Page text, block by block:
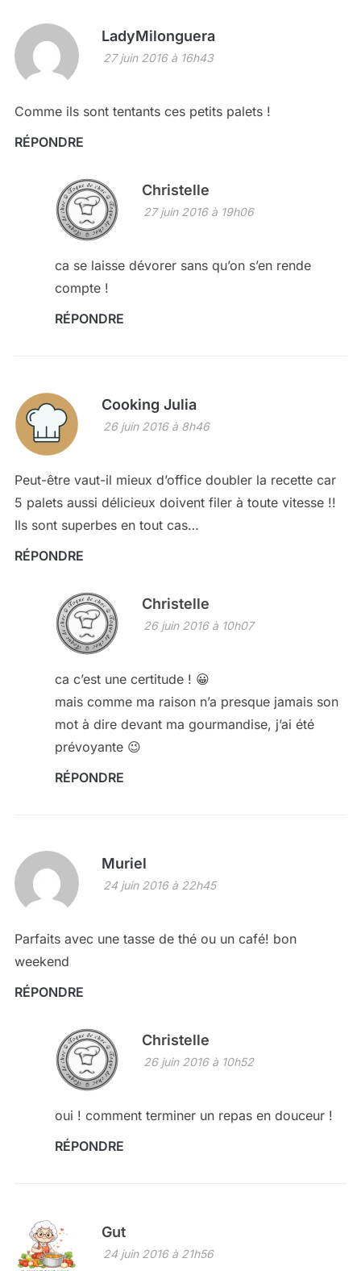
LadyMilonguera
27 juin 2016 à 16h43
Comme ils sont tentants ces petits palets !
RÉPONDRE
Christelle
27 juin 2016 à 19h06
ca se laisse dévorer sans qu’on s’en rende
compte !
RÉPONDRE
Cooking Julia
26 juin 2016 à 8h46
Peut-être vaut-il mieux d’office doubler la recette car
5 palets aussi délicieux doivent filer à toute vitesse !!
Ils sont superbes en tout cas…
RÉPONDRE
Christelle
26 juin 2016 à 10h07
ca c’est une certitude ! 😀
mais comme ma raison n’a presque jamais son
mot à dire devant ma gourmandise, j’ai été
prévoyante 😉
RÉPONDRE
Muriel
24 juin 2016 à 22h45
Parfaits avec une tasse de thé ou un café! bon
weekend
RÉPONDRE
Christelle
26 juin 2016 à 10h52
oui ! comment terminer un repas en douceur !
RÉPONDRE
Gut
24 juin 2016 à 21h56